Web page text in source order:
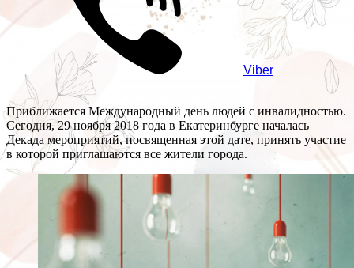
Viber
Приближается Международный день людей с инвалидностью.
Сегодня, 29 ноября 2018 года в Екатеринбурге началась
Декада мероприятий, посвященная этой дате, принять участие
в которой приглашаются все жители города.